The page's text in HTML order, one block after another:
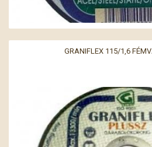
GRANIFLEX 115/1,6